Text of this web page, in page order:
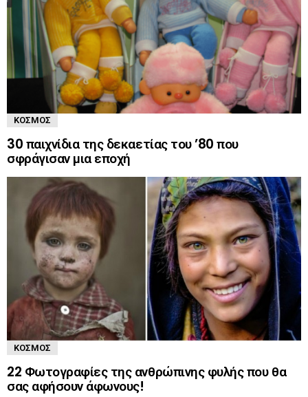
ΚΌΣΜΟΣ
30 παιχνίδια της δεκαετίας του ’80 που
σφράγισαν μια εποχή
ΚΌΣΜΟΣ
22 Φωτογραφίες της ανθρώπινης φυλής που θα
σας αφήσουν άφωνους!